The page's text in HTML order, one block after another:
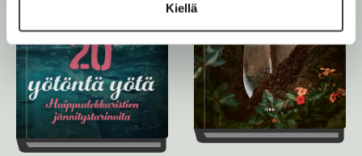
Kiellä